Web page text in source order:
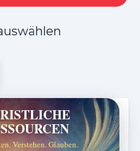
Verstehen. Glauben.